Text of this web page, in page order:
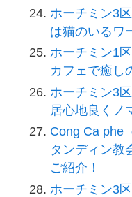
ホーチミン3
は猫のいるワ
ホーチミン1
カフェで癒し
ホーチミン3
居心地良くノ
Cong Ca phe
タンディン教
ご紹介！
ホーチミン3